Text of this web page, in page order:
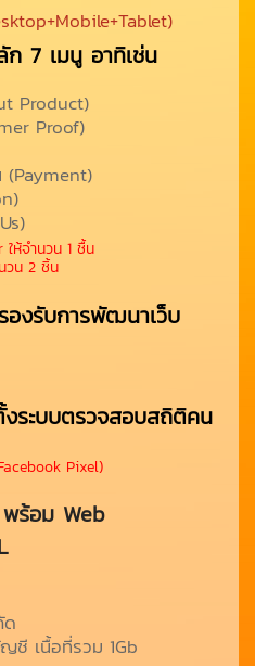
7 เมนู อาทิเช่น
Product)
Proof)
(Payment)
ห้จำนวน 1 ชื้น
วน 2 ชิ้น
องรับการพัฒนาเว็บ
ระบบตรวจสอบสถิติคน
Pixel)
ร้อม Web
ด
ชี เนื้อที่รวม 1Gb